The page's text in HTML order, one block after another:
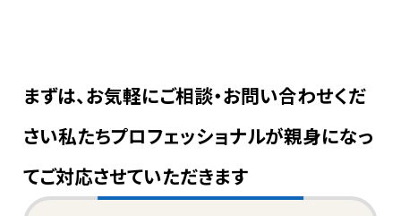
まずは、お気軽にご相談・お問い合わせくだ
さい私たちプロフェッショナルが親身になっ
てご対応させていただきます